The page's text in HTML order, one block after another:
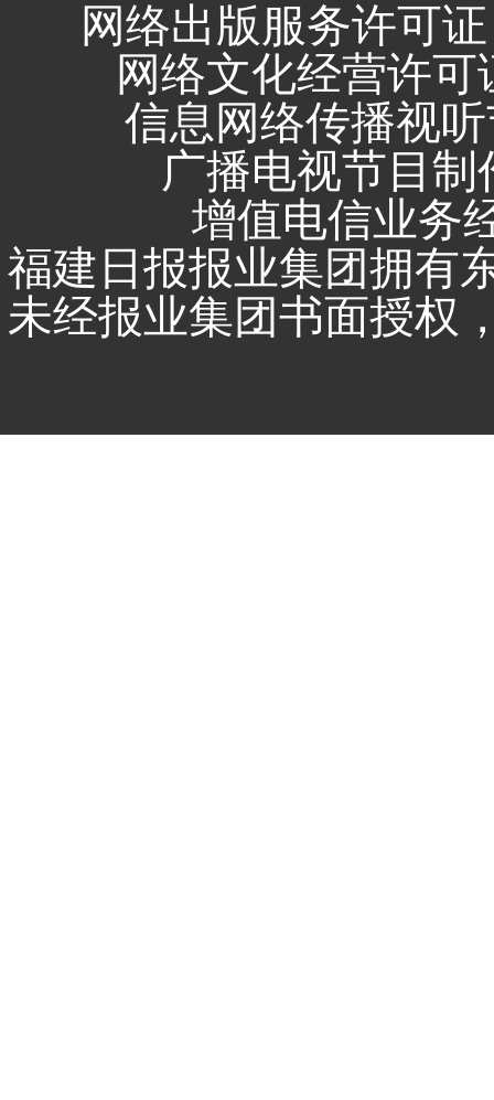
网络出版服务许可
网络文化经营许可
信息网络传播视
广播电视节目
增值电信业务
福建日报报业集团拥有
未经报业集团书面授权